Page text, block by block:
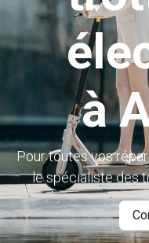
à
Pour toutes vos
le spécialiste des